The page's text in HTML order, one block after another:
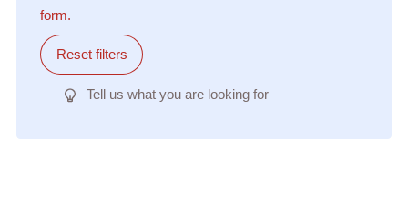
form.
Reset filters
Tell us what you are looking for